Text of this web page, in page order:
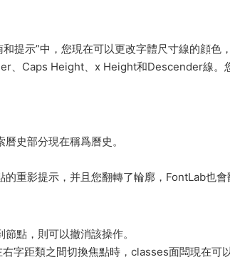
和提示”中，您現在可以更改字體尺寸線的顔
、Caps Height、x Height和Descender線。
史部分現在稱爲曆史。
重影提示，并且您翻轉了輪廓，FontLab也會
點，則可以撤消該操作。
字距類之間切換焦點時，classes面闆現在可